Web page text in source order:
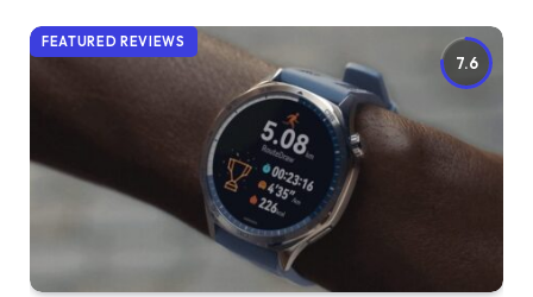
7.6
FEATURED REVIEWS